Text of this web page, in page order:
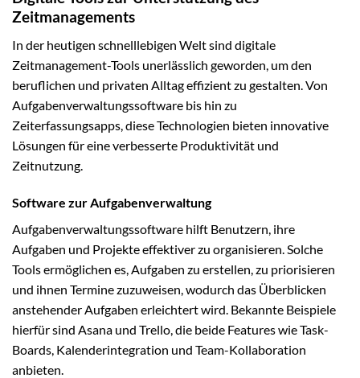
Zeitmanagements
In der heutigen schnelllebigen Welt sind digitale
Zeitmanagement-Tools unerlässlich geworden, um den
beruflichen und privaten Alltag effizient zu gestalten. Von
Aufgabenverwaltungssoftware bis hin zu
Zeiterfassungsapps, diese Technologien bieten innovative
Lösungen für eine verbesserte Produktivität und
Zeitnutzung.
Software zur Aufgabenverwaltung
Aufgabenverwaltungssoftware hilft Benutzern, ihre
Aufgaben und Projekte effektiver zu organisieren. Solche
Tools ermöglichen es, Aufgaben zu erstellen, zu priorisieren
und ihnen Termine zuzuweisen, wodurch das Überblicken
anstehender Aufgaben erleichtert wird. Bekannte Beispiele
hierfür sind Asana und Trello, die beide Features wie Task-
Boards, Kalenderintegration und Team-Kollaboration
anbieten.